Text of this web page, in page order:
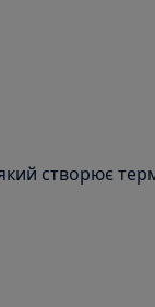
створює